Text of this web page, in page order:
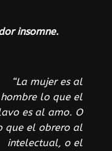
insomne.
“La mujer es al
hombre lo que el
es al amo. O
que el obrero al
intelectual, o el